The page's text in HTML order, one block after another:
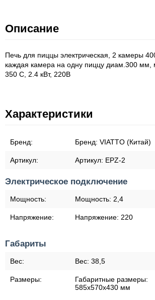
Описание
Печь для пиццы электрическая, 2 камеры
каждая камера на одну пиццу диам.300 мм,
350 С, 2.4 кВт, 220В
Характеристики
Бренд: Бренд: VIATTO (Китай)
Артикул: Артикул: EPZ-2
Электрическое подключение
Мощность: Мощность: 2,4
Напряжение: Напряжение: 220
Габариты
Вес: Вес: 38,5
Размеры:
Габаритные размеры:
585x570x430 мм